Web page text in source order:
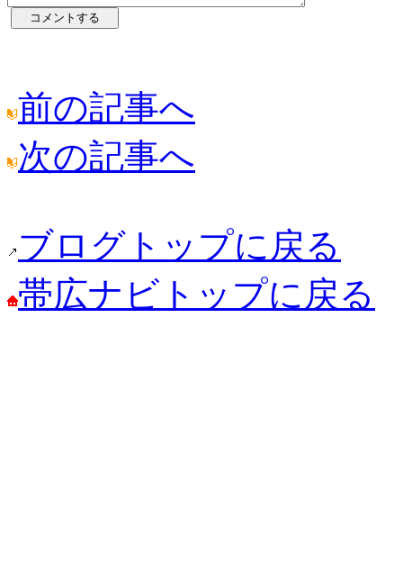
前の記事へ
次の記事へ
ブログトップに戻る
帯広ナビトップに戻る